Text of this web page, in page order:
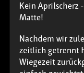
Kein Aprilscherz
Matte!
Nachdem wir
zeitlich getrennt
Wiegezeit